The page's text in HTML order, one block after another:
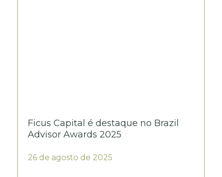
Ficus Capital é destaque no Brazil
Advisor Awards 2025
26 de agosto de 2025